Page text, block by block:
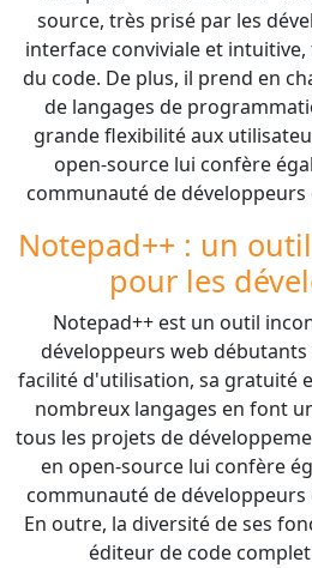
source, très prisé par les
interface conviviale et
du code. De plus, il prend en
de langages de
grande flexibilité aux
open-source lui confère
communauté de
Notepad++ : un
pour les
Notepad++ est un outil
développeurs web débutants
facilité d'utilisation, sa gratuité
nombreux langages en font
tous les projets de
en open-source lui confère
communauté de
En outre, la diversité de ses
éditeur de code